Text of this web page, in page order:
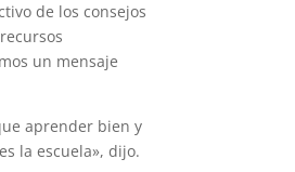
de los consejos
un mensaje
aprender bien y
la escuela», dijo.